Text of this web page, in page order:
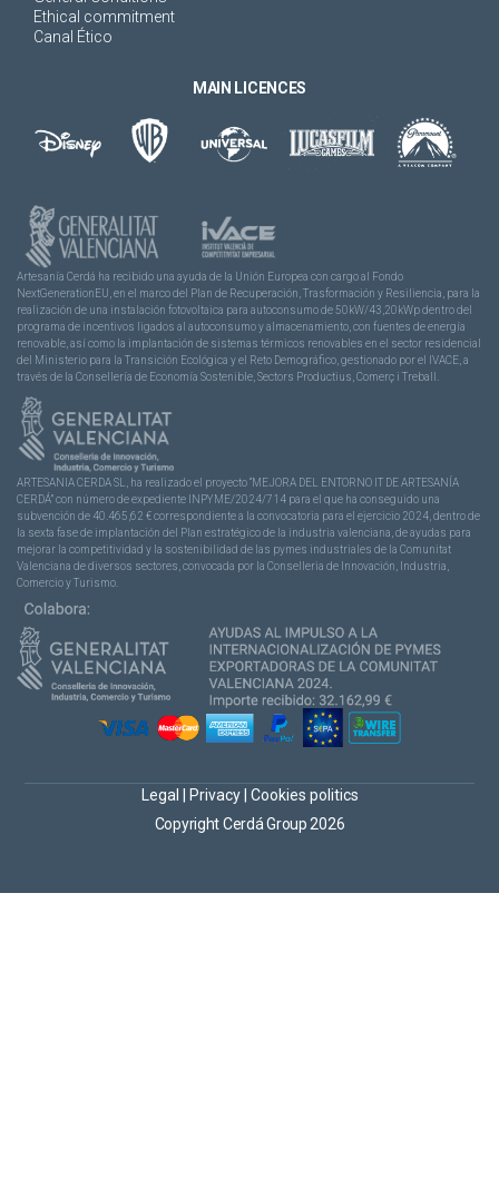
Ethical commitment
Canal Ético
MAIN LICENCES
Artesanía Cerdá ha recibido una ayuda de la Unión Europea con cargo al Fondo
NextGenerationEU, en el marco del Plan de Recuperación, Trasformación y Resiliencia, para la
realización de una instalación fotovoltaica para autoconsumo de 50kW/43,20kWp dentro del
programa de incentivos ligados al autoconsumo y almacenamiento, con fuentes de energía
renovable, así como la implantación de sistemas térmicos renovables en el sector residencial
del Ministerio para la Transición Ecológica y el Reto Demográfico, gestionado por el IVACE, a
través de la Consellería de Economía Sostenible, Sectors Productius, Comerç i Treball.
ARTESANIA CERDA SL, ha realizado el proyecto “MEJORA DEL ENTORNO IT DE ARTESANÍA
CERDÁ” con número de expediente INPYME/2024/714 para el que ha conseguido una
subvención de 40.465,62 € correspondiente a la convocatoria para el ejercicio 2024, dentro de
la sexta fase de implantación del Plan estratégico de la industria valenciana, de ayudas para
mejorar la competitividad y la sostenibilidad de las pymes industriales de la Comunitat
Valenciana de diversos sectores, convocada por la Conselleria de Innovación, Industria,
Comercio y Turismo.
Copyright Cerdá Group 2026
Legal Privacy Cookies politics